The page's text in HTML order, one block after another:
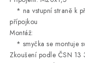
* na vstupní straně k
přípojkou
Montáž:
* smyčka se montuje
Zkoušení podle ČSN